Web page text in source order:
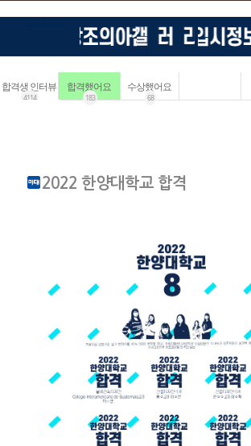
합격생 인터뷰
4114
합격했어요
183
수상했어요
68
2022 한양대학교 합격